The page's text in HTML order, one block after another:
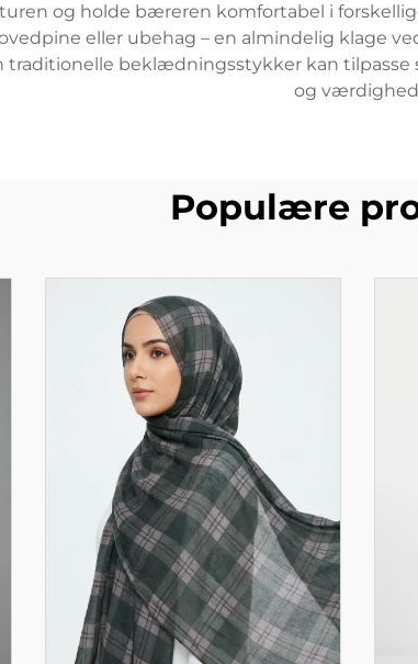
og holde bæreren komfortabel i
eller ubehag – en almindelig klage
beklædningsstykker kan
og
Populære